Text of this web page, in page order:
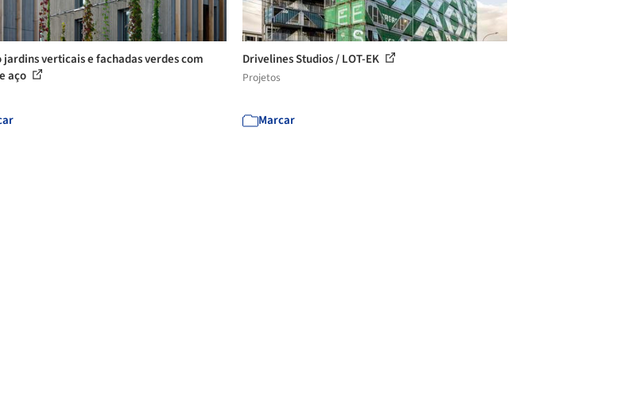
jardins verticais e fachadas verdes com
aço
Drivelines Studios / LOT-EK
Projetos
Marcar